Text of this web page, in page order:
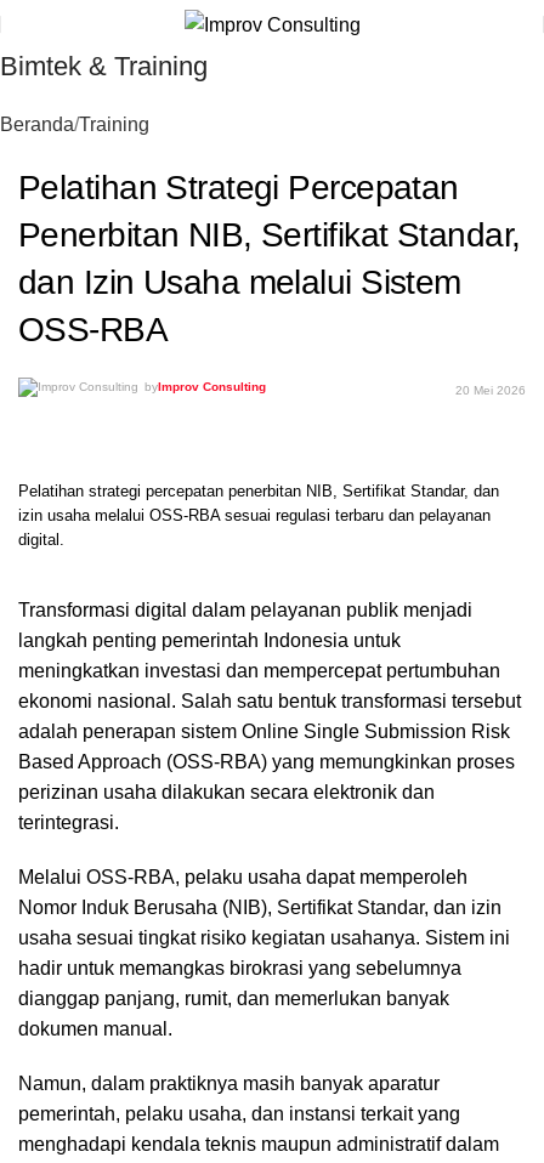
Bimtek & Training
Beranda Training
Pelatihan Strategi Percepatan
Penerbitan NIB, Sertifikat Standar,
dan Izin Usaha melalui Sistem
OSS-RBA
byImprov Consulting 20 Mei 2026
Pelatihan strategi percepatan penerbitan NIB, Sertifikat Standar, dan
izin usaha melalui OSS-RBA sesuai regulasi terbaru dan pelayanan
digital.
Transformasi digital dalam pelayanan publik menjadi
langkah penting pemerintah Indonesia untuk
meningkatkan investasi dan mempercepat pertumbuhan
ekonomi nasional. Salah satu bentuk transformasi tersebut
adalah penerapan sistem Online Single Submission Risk
Based Approach (OSS-RBA) yang memungkinkan proses
perizinan usaha dilakukan secara elektronik dan
terintegrasi.
Melalui OSS-RBA, pelaku usaha dapat memperoleh
Nomor Induk Berusaha (NIB), Sertifikat Standar, dan izin
usaha sesuai tingkat risiko kegiatan usahanya. Sistem ini
hadir untuk memangkas birokrasi yang sebelumnya
dianggap panjang, rumit, dan memerlukan banyak
dokumen manual.
Namun, dalam praktiknya masih banyak aparatur
pemerintah, pelaku usaha, dan instansi terkait yang
menghadapi kendala teknis maupun administratif dalam